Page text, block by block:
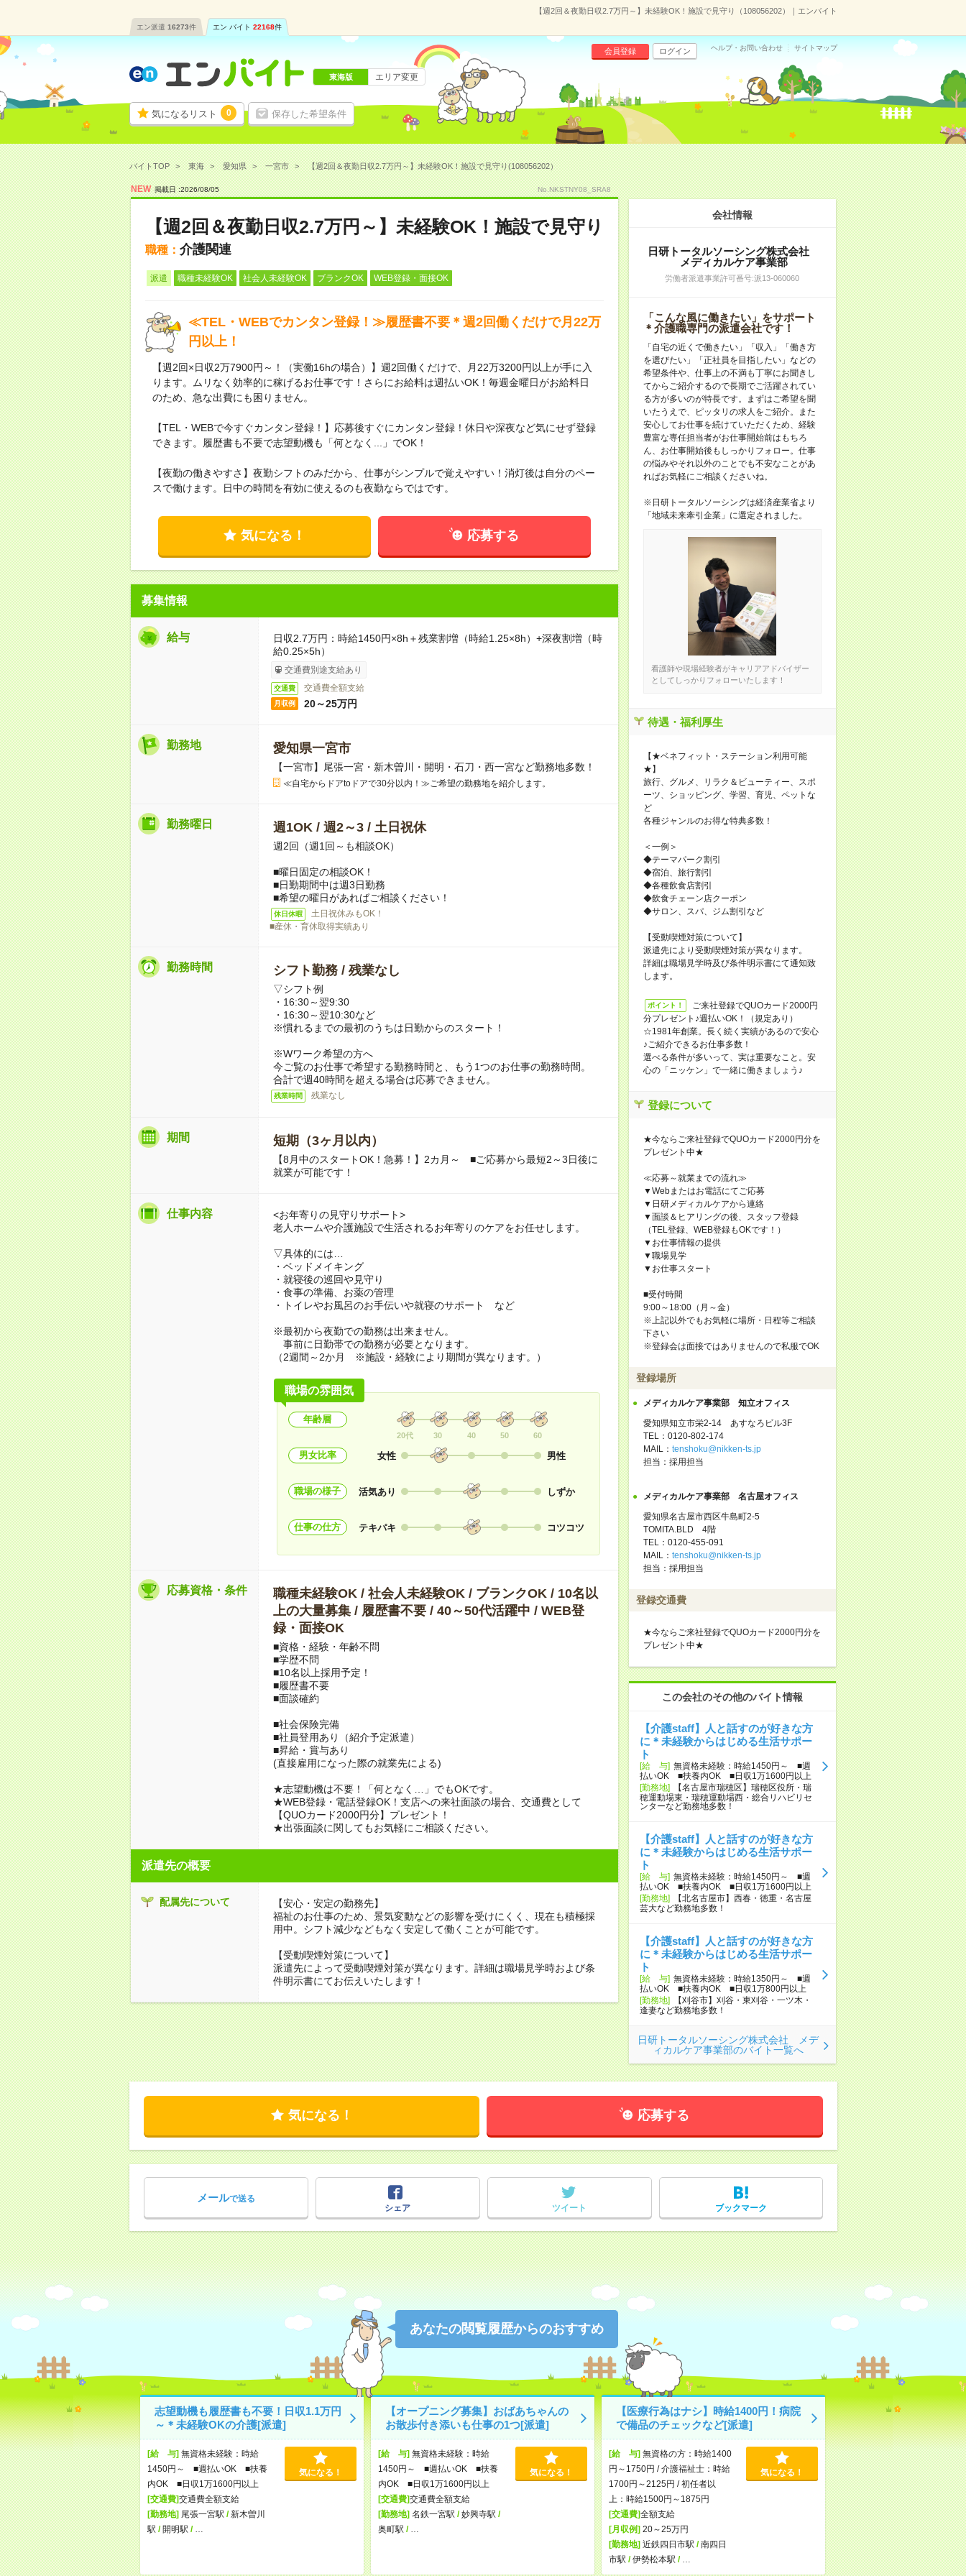
【週2回＆夜勤日収2.7万円～】未経験OK！施設で見守り（108056202）｜エンバイト
エン派遣 16273件 エン バイト 22168件
気になるリスト 0 保存した希望条件
会員登録 ログイン ヘルプ・お問い合わせ サイトマップ
東海版 エリア変更
バイトTOP 東海 愛知県 一宮市 【週2回＆夜勤日収2.7万円～】未経験OK！施設で見守り(108056202）
NEW 掲載日 :2026/08/05 No.NKSTNY08_SRA8
【週2回＆夜勤日収2.7万円～】未経験OK！施設で見守り
職種： 介護関連
派遣 職種未経験OK 社会人未経験OK ブランクOK WEB登録・面接OK
≪TEL・WEBでカンタン登録！≫履歴書不要＊週2回働くだけで月22万
円以上！
【週2回×日収2万7900円～！（実働16hの場合）】週2回働くだけで、月22万3200円以上が手に入
ります。ムリなく効率的に稼げるお仕事です！さらにお給料は週払いOK！毎週金曜日がお給料日
のため、急な出費にも困りません。
【TEL・WEBで今すぐカンタン登録！】応募後すぐにカンタン登録！休日や深夜など気にせず登録
できます。履歴書も不要で志望動機も「何となく...」でOK！
【夜勤の働きやすさ】夜勤シフトのみだから、仕事がシンプルで覚えやすい！消灯後は自分のペー
スで働けます。日中の時間を有効に使えるのも夜勤ならではです。
気になる！ 応募する
募集情報
給与
日収2.7万円：時給1450円×8h＋残業割増（時給1.25×8h）+深夜割増（時
給0.25×5h）
交通費別途支給あり
交通費 交通費全額支給
月収例 20～25万円
勤務地 愛知県一宮市
【一宮市】尾張一宮・新木曽川・開明・石刀・西一宮など勤務地多数！
≪自宅からドアtoドアで30分以内！≫ご希望の勤務地を紹介します。
勤務曜日 週1OK / 週2～3 / 土日祝休
週2回（週1回～も相談OK）
■曜日固定の相談OK！
■日勤期間中は週3日勤務
■希望の曜日があればご相談ください！
休日休暇
土日祝休みもOK！
■産休・育休取得実績あり
勤務時間 シフト勤務 / 残業なし
▽シフト例
・16:30～翌9:30
・16:30～翌10:30など
※慣れるまでの最初のうちは日勤からのスタート！
※Wワーク希望の方へ
今ご覧のお仕事で希望する勤務時間と、もう1つのお仕事の勤務時間。
合計で週40時間を超える場合は応募できません。
残業時間 残業なし
期間 短期（3ヶ月以内）
【8月中のスタートOK！急募！】2カ月～ ■ご応募から最短2～3日後に
就業が可能です！
仕事内容
<お年寄りの見守りサポート>
老人ホームや介護施設で生活されるお年寄りのケアをお任せします。
▽具体的には…
・ベッドメイキング
・就寝後の巡回や見守り
・食事の準備、お薬の管理
・トイレやお風呂のお手伝いや就寝のサポート など
※最初から夜勤での勤務は出来ません。
事前に日勤帯での勤務が必要となります。
（2週間～2か月 ※施設・経験により期間が異なります。）
職場の雰囲気
年齢層
20代 30 40 50 60
男女比率 女性 男性
職場の様子 活気あり しずか
仕事の仕方 テキパキ コツコツ
応募資格・条件
職種未経験OK / 社会人未経験OK / ブランクOK / 10名以
上の大量募集 / 履歴書不要 / 40～50代活躍中 / WEB登
録・面接OK
■資格・経験・年齢不問
■学歴不問
■10名以上採用予定！
■履歴書不要
■面談確約
■社会保険完備
■社員登用あり（紹介予定派遣）
■昇給・賞与あり
(直接雇用になった際の就業先による)
★志望動機は不要！「何となく…」でもOKです。
★WEB登録・電話登録OK！支店への来社面談の場合、交通費として
【QUOカード2000円分】プレゼント！
★出張面談に関してもお気軽にご相談ください。
派遣先の概要
配属先について
【安心・安定の勤務先】
福祉のお仕事のため、景気変動などの影響を受けにくく、現在も積極採
用中。シフト減少などもなく安定して働くことが可能です。
【受動喫煙対策について】
派遣先によって受動喫煙対策が異なります。詳細は職場見学時および条
件明示書にてお伝えいたします！
会社情報
日研トータルソーシング株式会社
メディカルケア事業部
労働者派遣事業許可番号:派13-060060
「こんな風に働きたい」をサポート
＊介護職専門の派遣会社です！
「自宅の近くで働きたい」「収入」「働き方
を選びたい」「正社員を目指したい」などの
希望条件や、仕事上の不満も丁寧にお聞きし
てからご紹介するので長期でご活躍されてい
る方が多いのが特長です。まずはご希望を聞
いたうえで、ピッタリの求人をご紹介。また
安心してお仕事を続けていただくため、経験
豊富な専任担当者がお仕事開始前はもちろ
ん、お仕事開始後もしっかりフォロー。仕事
の悩みやそれ以外のことでも不安なことがあ
ればお気軽にご相談くださいね。
※日研トータルソーシングは経済産業省より
「地域未来牽引企業」に選定されました。
看護師や現場経験者がキャリアアドバイザー
としてしっかりフォローいたします！
待遇・福利厚生
【★ベネフィット・ステーション利用可能
★】
旅行、グルメ、リラク＆ビューティー、スポ
ーツ、ショッピング、学習、育児、ペットな
ど
各種ジャンルのお得な特典多数！
＜一例＞
◆テーマパーク割引
◆宿泊、旅行割引
◆各種飲食店割引
◆飲食チェーン店クーポン
◆サロン、スパ、ジム割引など
【受動喫煙対策について】
派遣先により受動喫煙対策が異なります。
詳細は職場見学時及び条件明示書にて通知致
します。
ポイント！
ご来社登録でQUOカード2000円
分プレゼント♪週払いOK！（規定あり）
☆1981年創業。長く続く実績があるので安心
♪ご紹介できるお仕事多数！
選べる条件が多いって、実は重要なこと。安
心の「ニッケン」で一緒に働きましょう♪
登録について
★今ならご来社登録でQUOカード2000円分を
プレゼント中★
≪応募～就業までの流れ≫
▼Webまたはお電話にてご応募
▼日研メディカルケアから連絡
▼面談＆ヒアリングの後、スタッフ登録
（TEL登録、WEB登録もOKです！）
▼お仕事情報の提供
▼職場見学
▼お仕事スタート
■受付時間
9:00～18:00（月～金）
※上記以外でもお気軽に場所・日程等ご相談
下さい
※登録会は面接ではありませんので私服でOK
登録場所
メディカルケア事業部 知立オフィス
愛知県知立市栄2-14 あすなろビル3F
TEL：0120-802-174
MAIL： tenshoku@nikken-ts.jp
担当：採用担当
メディカルケア事業部 名古屋オフィス
愛知県名古屋市西区牛島町2-5
TOMITA.BLD 4階
TEL：0120-455-091
MAIL： tenshoku@nikken-ts.jp
担当：採用担当
登録交通費
★今ならご来社登録でQUOカード2000円分を
プレゼント中★
この会社のその他のバイト情報
【介護staff】人と話すのが好きな方
に＊未経験からはじめる生活サポー
ト
[給 与] 無資格未経験：時給1450円～ ■週
払いOK ■扶養内OK ■日収1万1600円以上
[勤務地]
【名古屋市瑞穂区】瑞穂区役所・瑞
穂運動場東・瑞穂運動場西・総合リハビリセ
ンターなど勤務地多数！
【介護staff】人と話すのが好きな方
に＊未経験からはじめる生活サポー
ト
[給 与] 無資格未経験：時給1450円～ ■週
払いOK ■扶養内OK ■日収1万1600円以上
[勤務地]
【北名古屋市】西春・徳重・名古屋
芸大など勤務地多数！
【介護staff】人と話すのが好きな方
に＊未経験からはじめる生活サポー
ト
[給 与] 無資格未経験：時給1350円～ ■週
払いOK ■扶養内OK ■日収1万800円以上
[勤務地]
【刈谷市】刈谷・東刈谷・一ツ木・
逢妻など勤務地多数！
日研トータルソーシング株式会社 メデ
ィカルケア事業部のバイト一覧へ
気になる！ 応募する
メールで送る
シェア
ツイート ブックマーク
あなたの閲覧履歴からのおすすめ
志望動機も履歴書も不要！日収1.1万円
～＊未経験OKの介護[派遣]
[給 与]無資格未経験：時給
1450円～ ■週払いOK ■扶養
内OK ■日収1万1600円以上
[交通費]交通費全額支給
[勤務地]尾張一宮駅 /新木曽川
駅 /開明駅 /
気になる！
【オープニング募集】おばあちゃんの
お散歩付き添いも仕事の1つ[派遣]
[給 与]無資格未経験：時給
1450円～ ■週払いOK ■扶養
内OK ■日収1万1600円以上
[交通費]交通費全額支給
[勤務地]名鉄一宮駅 /妙興寺駅 /
奥町駅 /
気になる！
【医療行為はナシ】時給1400円！病院
で備品のチェックなど[派遣]
[給 与]無資格の方：時給1400
円～1750円 / 介護福祉士：時給
1700円～2125円 / 初任者以
上：時給1500円～1875円
[交通費]全額支給
[月収例]20～25万円
[勤務地]近鉄四日市駅 /南四日
市駅 /伊勢松本駅 /
気になる！